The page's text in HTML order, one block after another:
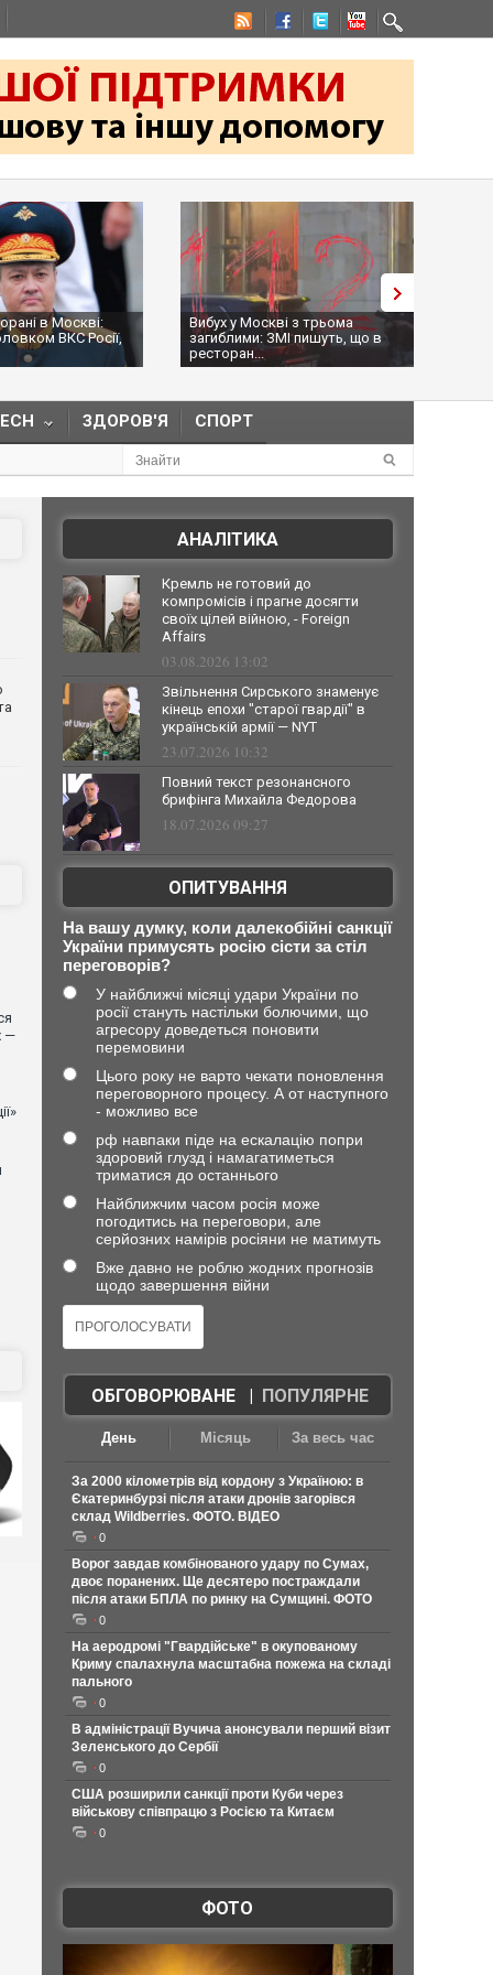
Вибух у Москві з трьома
загиблими: ЗМІ пишуть, що в
На командира "Хартії"
Оболєнського сьогодні
намагалися...
ЗДОРОВ'Я СПОРТ
—
АНАЛІТИКА
Кремль не готовий до
компромісів і прагне досягти
своїх цілей війною, - Foreign
Affairs
03.08.2026 13:02
Звільнення Сирського знаменує
кінець епохи "старої гвардії" в
українській армії — NYT
23.07.2026 10:32
Повний текст резонансного
брифінга Михайла Федорова
18.07.2026 09:27
ОПИТУВАННЯ
На вашу думку, коли далекобійні санкції
України примусять росію сісти за стіл
переговорів?
У найближчі місяці удари України по
росії стануть настільки болючими, що
агресору доведеться поновити
перемовини
Цього року не варто чекати поновлення
переговорного процесу. А от наступного
- можливо все
рф навпаки піде на ескалацію попри
здоровий глузд і намагатиметься
триматися до останнього
Найближчим часом росія може
погодитись на переговори, але
серйозних намірів росіяни не матимуть
Вже давно не роблю жодних прогнозів
щодо завершення війни
ОБГОВОРЮВАНЕ| ПОПУЛЯРНЕ
День Місяць За весь час
За 2000 кілометрів від кордону з Україною: в
Єкатеринбурзі після атаки дронів загорівся
склад Wildberries. ФОТО. ВІДЕО
0
Ворог завдав комбінованого удару по Сумах,
двоє поранених. Ще десятеро постраждали
після атаки БПЛА по ринку на Сумщині. ФОТО
0
На аеродромі "Гвардійське" в окупованому
Криму спалахнула масштабна пожежа на складі
пального
0
В адміністрації Вучича анонсували перший візит
Зеленського до Сербії
0
США розширили санкції проти Куби через
військову співпрацю з Росією та Китаєм
0
ФОТО